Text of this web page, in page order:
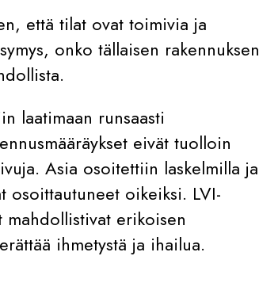
että tilat ovat toimivia ja
onko tällaisen rakennuksen
laatimaan runsaasti
eivät tuolloin
Asia osoitettiin laskelmilla ja
osoittautuneet oikeiksi. LVI-
mahdollistivat erikoisen
ihmetystä ja ihailua.